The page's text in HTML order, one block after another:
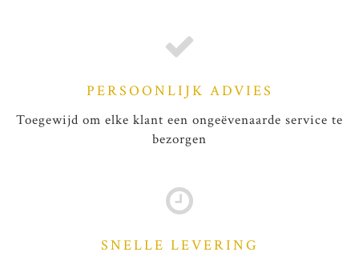
PERSOONLIJK ADVIES
Toegewijd om elke klant een ongeëvenaarde service te
bezorgen
SNELLE LEVERING